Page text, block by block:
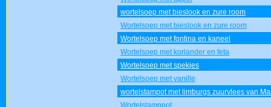
wortelsoep met bieslook en zure room
Wortelsoep met bieslook en zure room
Wortelsoep met fontina en kaneel
Wortelsoep met koriander en feta
Wortelsoep met spekjes
Wortelsoep met vanille
wortelstampot met limburgs zuurvlees van
Wortelstamppot